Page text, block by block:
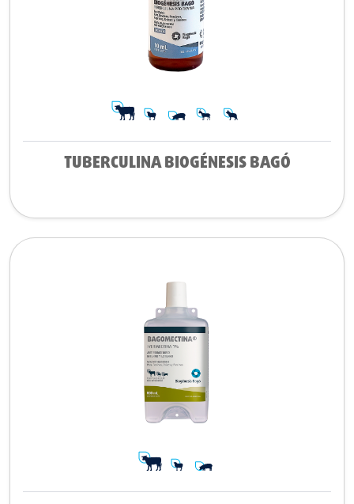
TUBERCULINA BIOGÉNESIS BAGÓ